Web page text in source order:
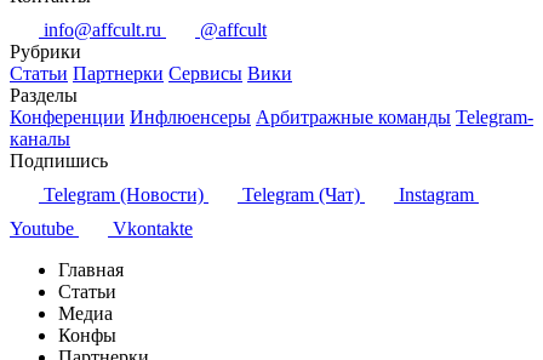
info@affcult.ru
@affcult
Рубрики
Статьи Партнерки Сервисы Вики
Разделы
Конференции Инфлюенсеры Арбитражные команды Telegram-
каналы
Подпишись
Telegram (Новости)
Telegram (Чат)
Instagram
Youtube
Vkontakte
Главная
Статьи
Медиа
Конфы